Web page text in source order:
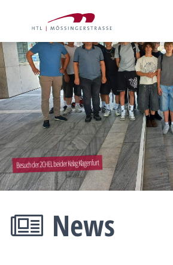
Besuch der 2CHEL bei der Kelag Klagenfurt
News